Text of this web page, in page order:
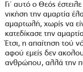
Γι΄ αυτό ο Θεός
νικήση την αμαρτία
αμαρτωλή, χωρίς να
κατεδίκασε την
Έτσι, η απαίτηση τού
αφού εμείς δεν
ανθρώπου, αλλά την